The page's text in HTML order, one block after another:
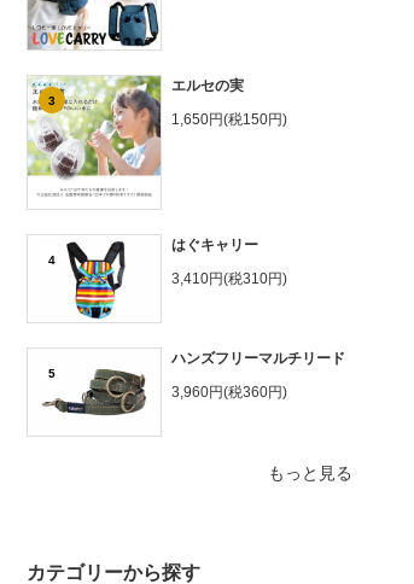
3
エルセの実
1,650円(税150円)
4
はぐキャリー
3,410円(税310円)
5
ハンズフリーマルチリード
3,960円(税360円)
もっと見る
カテゴリーから探す